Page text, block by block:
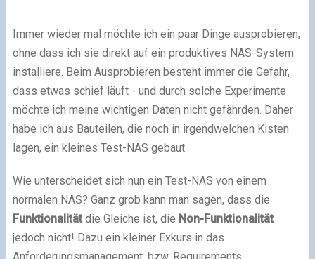
Immer wieder mal möchte ich ein paar Dinge ausprobieren,
ohne dass ich sie direkt auf ein produktives NAS-System
installiere. Beim Ausprobieren besteht immer die Gefahr,
dass etwas schief läuft - und durch solche Experimente
möchte ich meine wichtigen Daten nicht gefährden. Daher
habe ich aus Bauteilen, die noch in irgendwelchen Kisten
lagen, ein kleines Test-NAS gebaut.
Wie unterscheidet sich nun ein Test-NAS von einem
normalen NAS? Ganz grob kann man sagen, dass die
Funktionalitätdie Gleiche ist, die Non-Funktionalität
jedoch nicht! Dazu ein kleiner Exkurs in das